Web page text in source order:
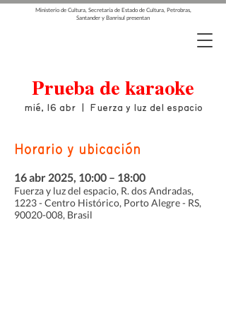
Ministerio de Cultura, Secretaría de Estado de Cultura, Petrobras,
Santander y Banrisul presentan
Prueba de karaoke
mié, 16 abr
  |
Fuerza y luz del espacio
Horario y ubicación
16 abr 2025, 10:00 – 18:00
Fuerza y luz del espacio, R. dos Andradas,
1223 - Centro Histórico, Porto Alegre - RS,
90020-008, Brasil